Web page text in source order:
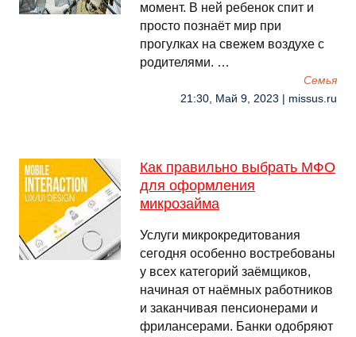
момент. В ней ребенок спит и
просто познаёт мир при
прогулках на свежем воздухе с
родителями. …
Семья
21:30, Май 9, 2023 | missus.ru
Как правильно выбрать МФО
для оформления
микрозайма
Услуги микрокредитования
сегодня особенно востребованы
у всех категорий заёмщиков,
начиная от наёмных работников
и заканчивая пенсионерами и
фрилансерами. Банки одобряют